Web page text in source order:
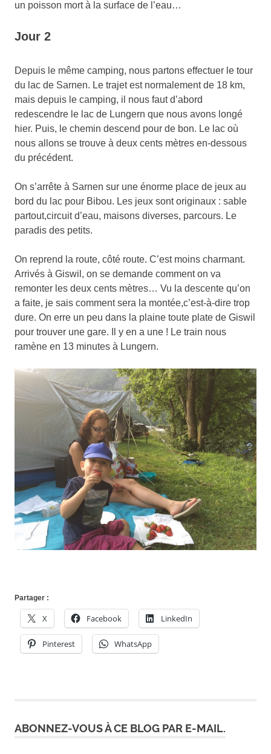
un poisson mort à la surface de l’eau…
Jour 2
Depuis le même camping, nous partons effectuer le tour
du lac de Sarnen. Le trajet est normalement de 18 km,
mais depuis le camping, il nous faut d’abord
redescendre le lac de Lungern que nous avons longé
hier. Puis, le chemin descend pour de bon. Le lac où
nous allons se trouve à deux cents mètres en-dessous
du précédent.
On s’arrête à Sarnen sur une énorme place de jeux au
bord du lac pour Bibou. Les jeux sont originaux : sable
partout,circuit d’eau, maisons diverses, parcours. Le
paradis des petits.
On reprend la route, côté route. C’est moins charmant.
Arrivés à Giswil, on se demande comment on va
remonter les deux cents mètres… Vu la descente qu’on
a faite, je sais comment sera la montée,c’est-à-dire trop
dure. On erre un peu dans la plaine toute plate de Giswil
pour trouver une gare. Il y en a une ! Le train nous
ramène en 13 minutes à Lungern.
Partager :
X Facebook LinkedIn
Pinterest WhatsApp
ABONNEZ-VOUS À CE BLOG PAR E-MAIL.